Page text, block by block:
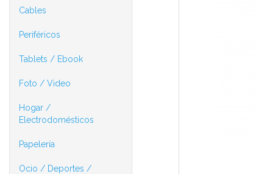
Cables
Periféricos
Tablets / Ebook
Foto / Video
Hogar /
Electrodomésticos
Papelería
Ocio / Deportes /